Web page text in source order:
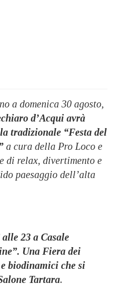
a domenica 30 agosto,
d’Acqui avrà
tradizionale “Festa del
a cura della Pro Loco e
di relax, divertimento e
paesaggio dell’alta
23 a Casale
Una Fiera dei
biodinamici che si
Tartara.